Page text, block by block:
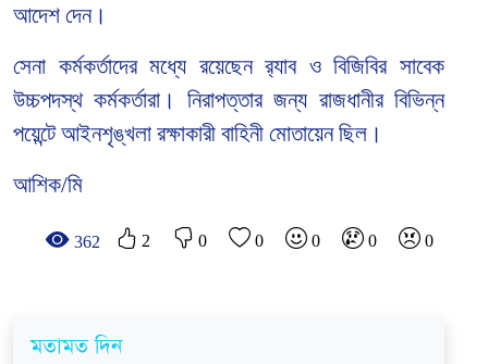
আদেশ দেন।
সেনা কর্মকর্তাদের মধ্যে রয়েছেন র‍্যাব ও বিজিবির সাবেক
উচ্চপদস্থ কর্মকর্তারা। নিরাপত্তার জন্য রাজধানীর বিভিন্ন
পয়েন্টে আইনশৃঙ্খলা রক্ষাকারী বাহিনী মোতায়েন ছিল।
আশিক/মি
362 2 0 0 0 0 0
মতামত দিন